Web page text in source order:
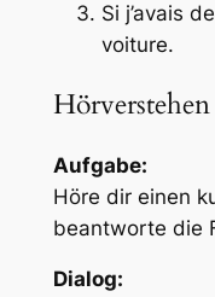
Si j’avais
voiture.
Hörverstehen
Aufgabe:
Höre dir einen
beantworte die
Dialog: